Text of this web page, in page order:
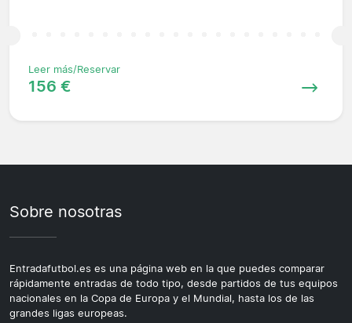
Leer más/Reservar
156 €
Sobre nosotras
Entradafutbol.es es una página web en la que puedes comparar
rápidamente entradas de todo tipo, desde partidos de tus equipos
nacionales en la Copa de Europa y el Mundial, hasta los de las
grandes ligas europeas.